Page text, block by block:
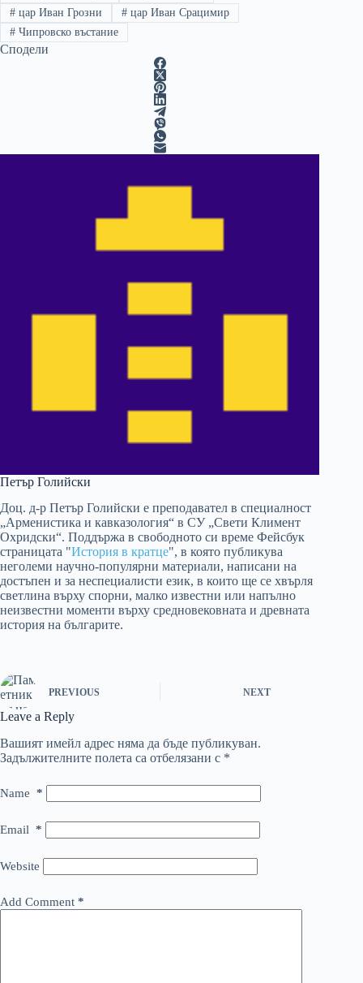
#цар Иван Грозни #цар Иван Срацимир
#Чипровско въстание
Сподели
Петър Голийски
Доц. д-р Петър Голийски е преподавател в специалност
„Арменистика и кавказология“ в СУ „Свети Климент
Охридски“. Поддържа в свободното си време Фейсбук
страницата "История в кратце", в която публикува
неголеми научно-популярни материали, написани на
достъпен и за неспециалисти език, в които ще се хвърля
светлина върху спорни, малко известни или напълно
неизвестни моменти върху средновековната и древната
история на българите.
PREVIOUS NEXT
Leave a Reply
Вашият имейл адрес няма да бъде публикуван.
Задължителните полета са отбелязани с *
Name *
Email *
Website
Add Comment *